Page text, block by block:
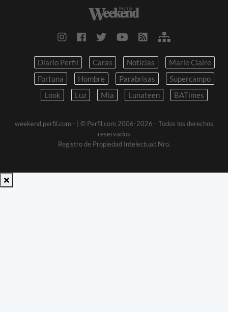
Diario Perfil Caras Noticias
Marie Claire
Fortuna
Hombre Parabrisas
Supercampo
Look
Luz Mia Lunateen BATimes
weekend.perfil.com -
| © Perfil.com 2006-2026 - Todos los derechos
reservados
Registro de Propiedad Intelectual: Nro.